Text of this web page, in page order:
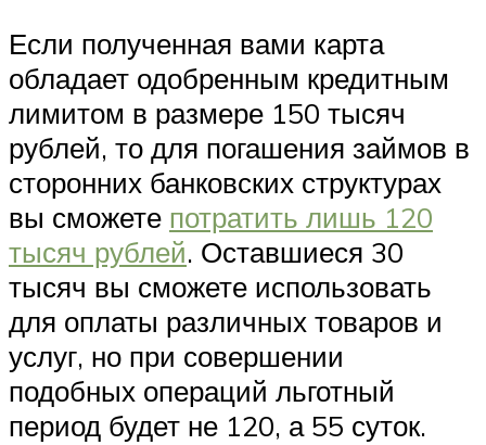
Если полученная вами карта
обладает одобренным кредитным
лимитом в размере 150 тысяч
рублей, то для погашения займов в
сторонних банковских структурах
вы сможете потратить лишь 120
тысяч рублей. Оставшиеся 30
тысяч вы сможете использовать
для оплаты различных товаров и
услуг, но при совершении
подобных операций льготный
период будет не 120, а 55 суток.